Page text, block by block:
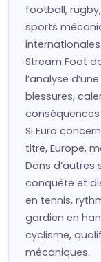
football,
sports
Stream Foot
l’analyse
blessures,
Si Euro
titre, Europe,
Dans d’autres
conquête et
en tennis,
gardien en
cyclisme,
mécaniques.